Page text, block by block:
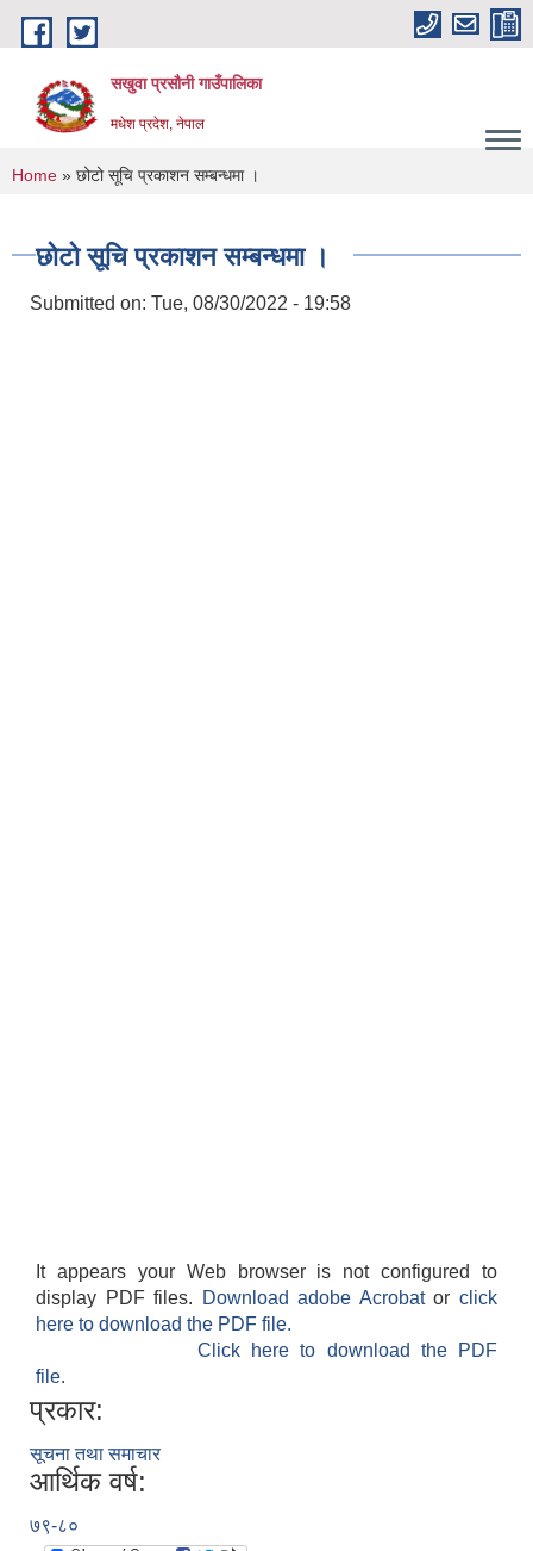
Skip to main content
सखुवा प्रसौनी गाउँपालिका
मधेश प्रदेश, नेपाल
You are here
Home » छोटो सूचि प्रकाशन सम्बन्धमा ।
छोटो सूचि प्रकाशन सम्बन्धमा ।
Submitted on: Tue, 08/30/2022 - 19:58
It appears your Web browser is not configured to
display PDF files.
Download adobe Acrobatorclick
here to download the PDF file.
Click here to download the PDF
file.
प्रकार:
सूचना तथा समाचार
आर्थिक वर्ष:
७९-८०